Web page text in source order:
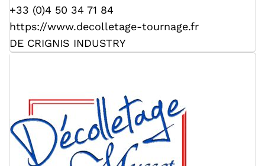
+33 (0)4 50 34 71 84
https://www.decolletage-tournage.fr
DE CRIGNIS INDUSTRY